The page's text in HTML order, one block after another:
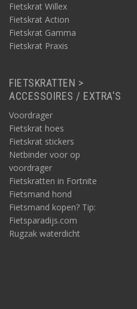
Fietskrat Willex
Fietskrat Action
Fietskrat Gamma
Fietskrat Praxis
FIETSKRATTEN >
ACCESSOIRES / EXTRA'S
Voordrager
Fietskrat hoes
Fietskrat stickers
Netbinder voor op
voordrager
Fietskratten in Fortnite
Fietsmand hond
Fietsmand kopen? Tip:
Fietsparadijs.com
Rugzak waterdicht